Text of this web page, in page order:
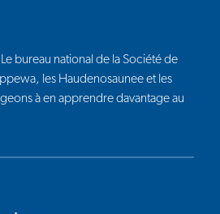
bureau national de la Société de
les Haudenosaunee et les
à en apprendre davantage au